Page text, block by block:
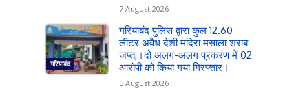
7 August 2026
गरियाबंद
गरियाबंद पुलिस द्वारा कुल 12.60
लीटर अवैध देशी मदिरा मसाला शराब
जप्त,।दो अलग-अलग प्रकरण में 02
आरोपी को किया गया गिरफ्तार।
5 August 2026